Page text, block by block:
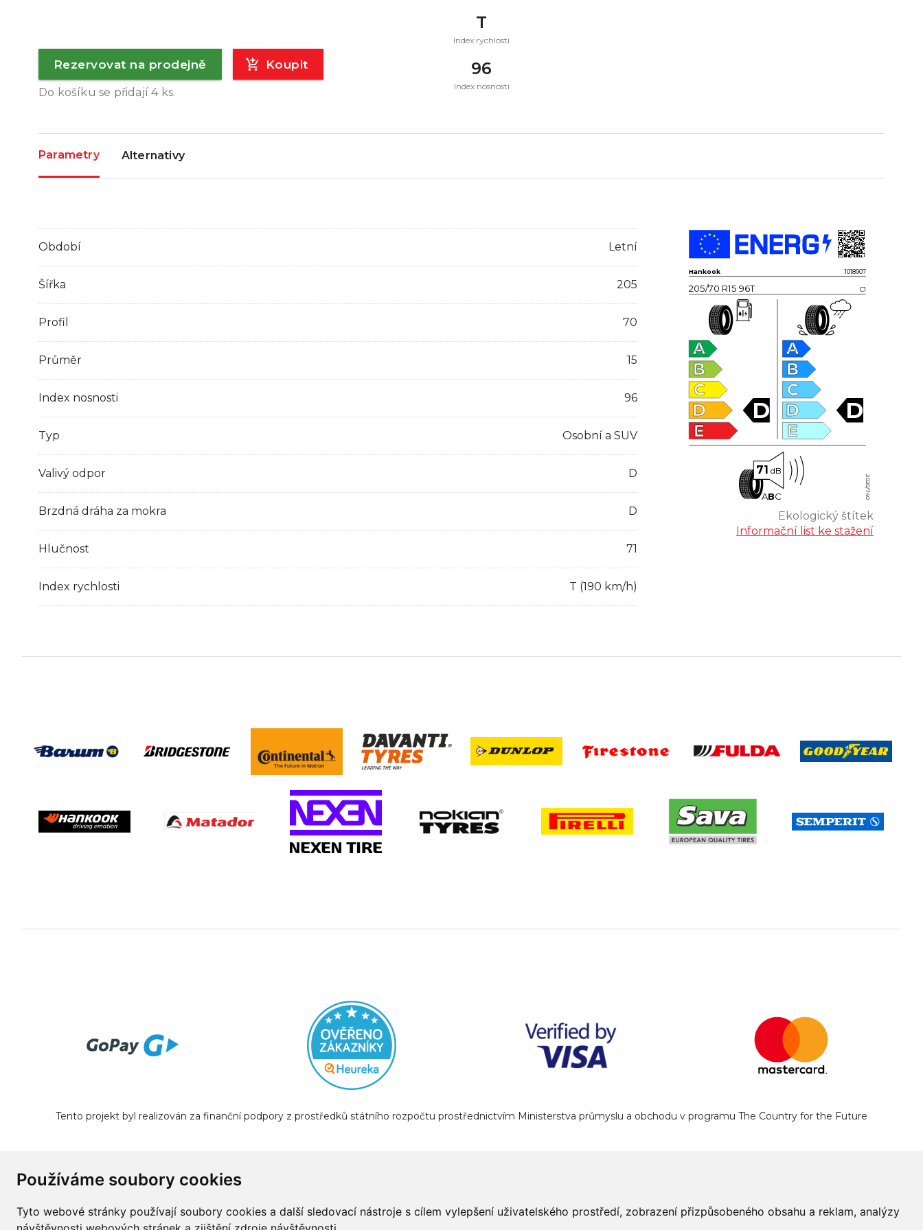
Používáme soubory cookies
Tyto webové stránky používají soubory cookies a další sledovací nástroje s cílem vylepšení uživatelského prostředí, zobrazení přizpůsobeného obsahu a reklam, analýzy
Rezervovat na prodejně Koupit
Do košíku se přidají4ks.
T
Index rychlosti
96
Index nosnosti
Parametry Alternativy
Období Letní
Šířka 205
Profil 70
Průměr 15
Index nosnosti 96
Typ Osobní a SUV
Valivý odpor D
Brzdná dráha za mokra D
Hlučnost 71
Index rychlosti T (190 km/h)
Hankook 1018907
205/70 R15 96T C1
A
B
C
D
E
D
A
B
C
D
E
D
71 dB
ABC 2020/740
Ekologický štítek
Informační list ke stažení
Tento projekt byl realizován za finanční podpory z prostředků státního rozpočtu prostřednictvím Ministerstva průmyslu a obchodu v programu The Country for the Future